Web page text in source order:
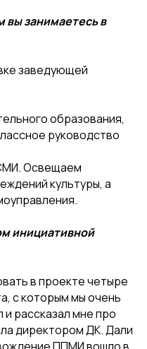
вы занимаетесь в
заведующей
образования,
руководство
Освещаем
культуры, а
инициативной
в проекте четыре
с которым мы очень
рассказал мне про
директором ДК. Дали